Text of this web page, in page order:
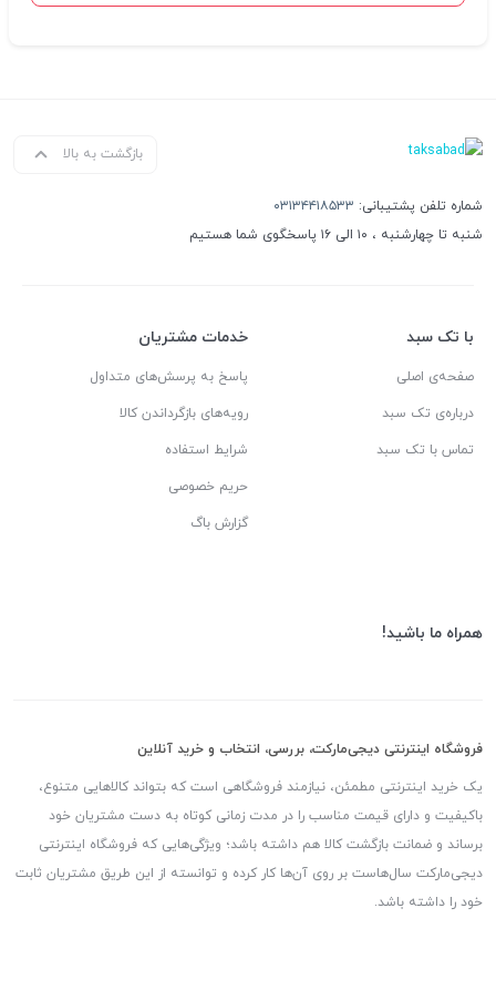
بازگشت به بالا
شماره تلفن پشتیبانی: ۰۳۱۳۴۴۱۸۵۳۳
شنبه تا چهارشنبه ، ۱۰ الی ۱۶ پاسخگوی شما هستیم
با تک سبد
صفحه‌ی اصلی
درباره‌ی تک سبد
تماس با تک سبد
خدمات مشتریان
پاسخ به پرسش‌های متداول
رویه‌های بازگرداندن کالا
شرایط استفاده
حریم خصوصی
گزارش باگ
همراه ما باشید!
فروشگاه اینترنتی دیجی‌مارکت، بررسی، انتخاب و خرید آنلاین
یک خرید اینترنتی مطمئن، نیازمند فروشگاهی است که بتواند کالاهایی متنوع،
باکیفیت و دارای قیمت مناسب را در مدت زمانی کوتاه به دست مشتریان خود
برساند و ضمانت بازگشت کالا هم داشته باشد؛ ویژگی‌هایی که فروشگاه اینترنتی
دیجی‌مارکت سال‌هاست بر روی آن‌ها کار کرده و توانسته از این طریق مشتریان ثابت
خود را داشته باشد.